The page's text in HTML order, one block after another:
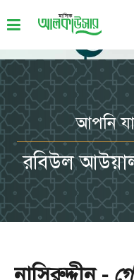
আপনি
রবিউল